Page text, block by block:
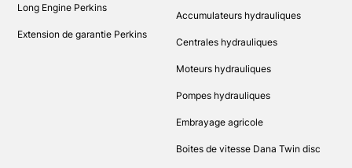
Long Engine Perkins
Extension de garantie Perkins
Accumulateurs hydrauliques
Centrales hydrauliques
Moteurs hydrauliques
Pompes hydrauliques
Embrayage agricole
Boites de vitesse Dana Twin disc